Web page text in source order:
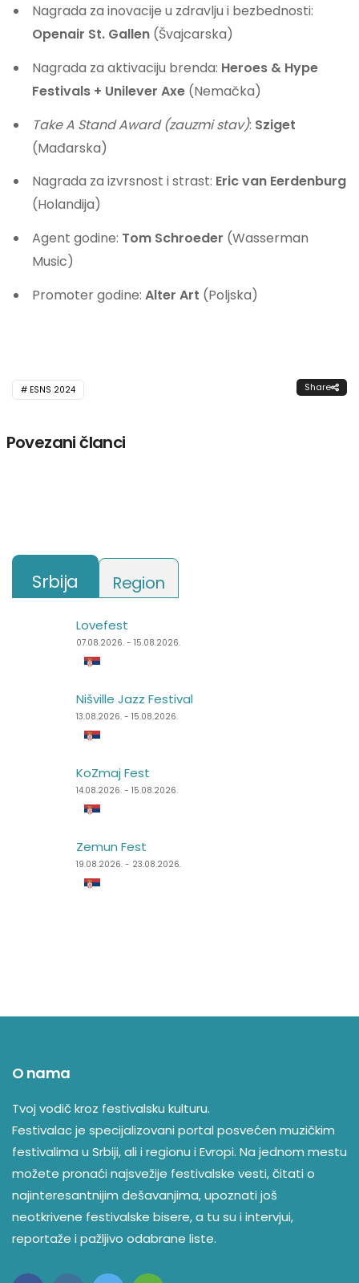
Nagrada za inovacije u zdravlju i bezbednosti:
Openair St. Gallen (Švajcarska)
Nagrada za aktivaciju brenda: Heroes & Hype
Festivals + Unilever Axe (Nemačka)
Take A Stand Award (zauzmi stav): Sziget
(Mađarska)
Nagrada za izvrsnost i strast: Eric van Eerdenburg
(Holandija)
Agent godine: Tom Schroeder (Wasserman
Music)
Promoter godine: Alter Art (Poljska)
ESNS 2024 Share
Povezani članci
Srbija Region
Lovefest
07.08.2026. - 15.08.2026.
Nišville Jazz Festival
13.08.2026. - 15.08.2026.
KoZmaj Fest
14.08.2026. - 15.08.2026.
Zemun Fest
19.08.2026. - 23.08.2026.
Lake Fest
07.08.2026. - 09.08.2026.
Summer Well
07.08.2026. - 09.08.2026.
Punk Rock Holiday
11.08.2026. - 14.08.2026.
Špancirfest
21.08.2026. - 30.08.2026.
O nama
Tvoj vodič kroz festivalsku kulturu.
Festivalac je specijalizovani portal posvećen muzičkim
festivalima u Srbiji, ali i regionu i Evropi. Na jednom mestu
možete pronaći najsvežije festivalske vesti, čitati o
najinteresantnijim dešavanjima, upoznati još
neotkrivene festivalske bisere, a tu su i intervjui,
reportaže i pažljivo odabrane liste.